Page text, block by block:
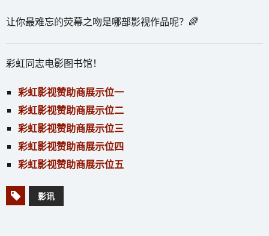
让你最难忘的荧幕之吻是哪部影视作品呢？🌈
彩虹同志电影图书馆！
彩虹影视赞助商展示位一
彩虹影视赞助商展示位二
彩虹影视赞助商展示位三
彩虹影视赞助商展示位四
彩虹影视赞助商展示位五
影讯